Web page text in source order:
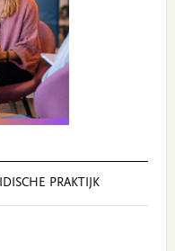
PRAKTIJK